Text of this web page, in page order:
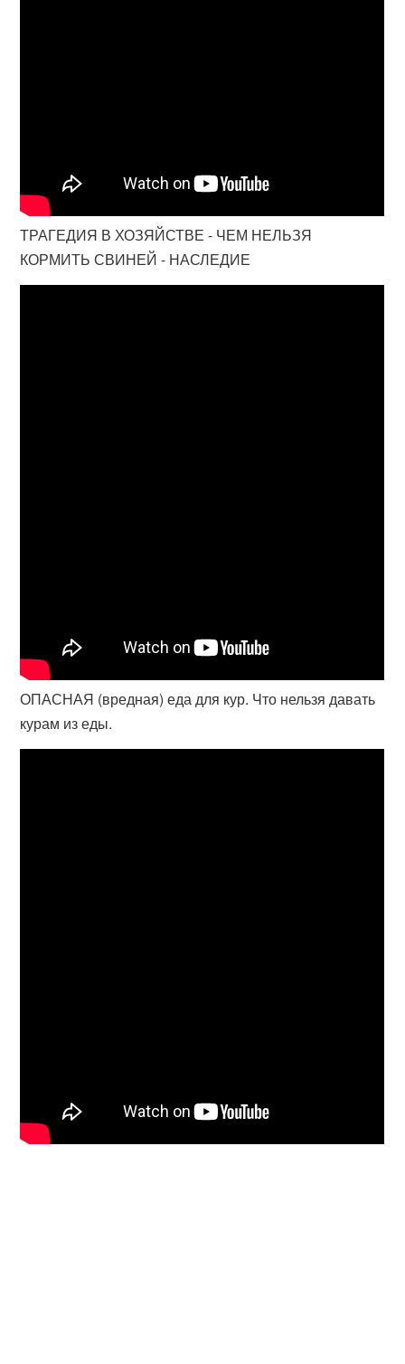
ТРАГЕДИЯ В ХОЗЯЙСТВЕ - ЧЕМ НЕЛЬЗЯ
КОРМИТЬ СВИНЕЙ - НАСЛЕДИЕ
ОПАСНАЯ (вредная) еда для кур. Что нельзя давать
курам из еды.